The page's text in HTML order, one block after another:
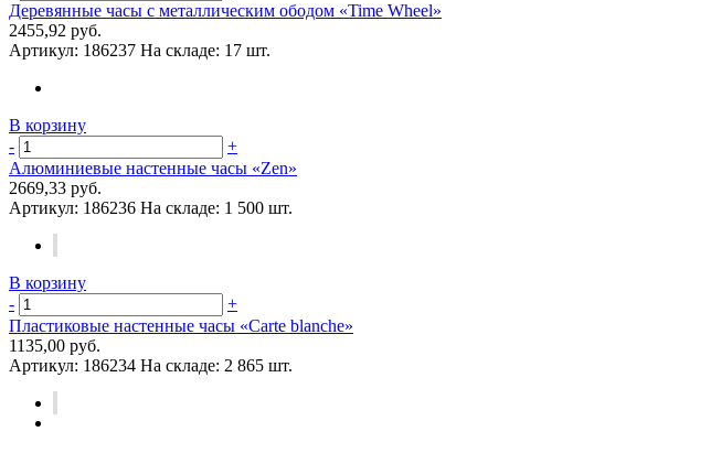
Деревянные часы с металлическим ободом «Time Wheel»
2455,92 руб.
Артикул: 186237 На складе: 17 шт.
В корзину
-
+
Алюминиевые настенные часы «Zen»
2669,33 руб.
Артикул: 186236 На складе: 1 500 шт.
В корзину
-
+
Пластиковые настенные часы «Carte blanche»
1135,00 руб.
Артикул: 186234 На складе: 2 865 шт.